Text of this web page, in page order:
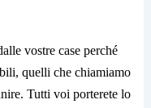
vostre case perché
quelli che chiamiamo
Tutti voi porterete lo